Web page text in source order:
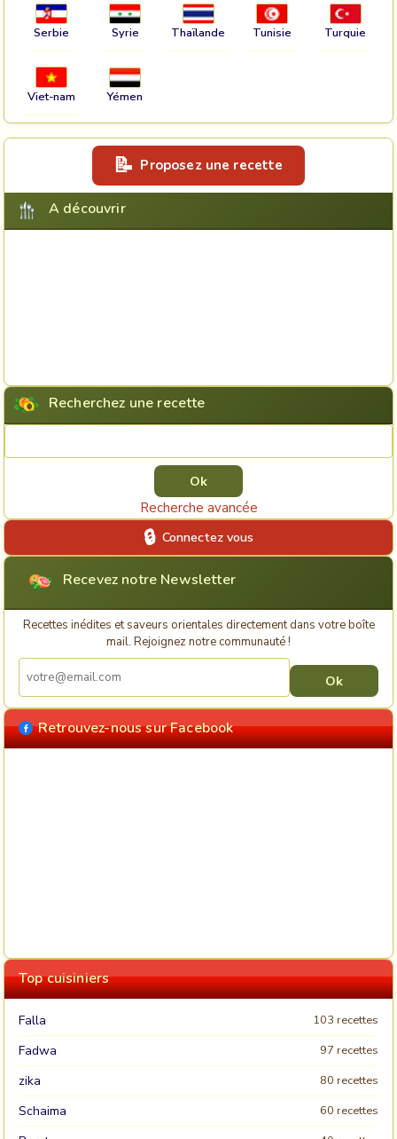
Serbie Syrie Thaïlande Tunisie Turquie
Viet-nam Yémen
Proposez une recette
A découvrir
Recherchez une recette
Recherche avancée
Connectez vous
Recevez notre Newsletter
Recettes inédites et saveurs orientales directement dans votre boîte
mail. Rejoignez notre communauté !
Retrouvez-nous sur Facebook
Top cuisiniers
Falla 103 recettes
Fadwa 97 recettes
zika 80 recettes
Schaima 60 recettes